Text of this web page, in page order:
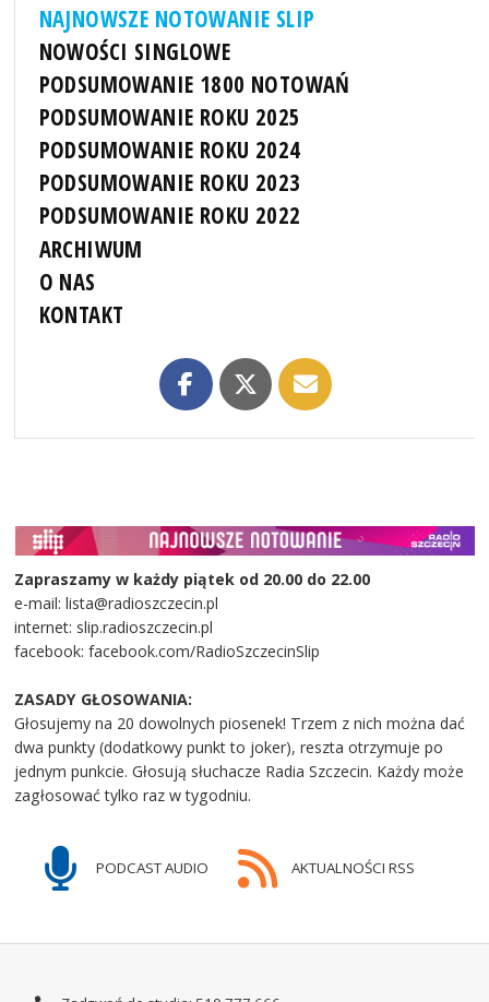
NAJNOWSZE NOTOWANIE SLIP
NOWOŚCI SINGLOWE
PODSUMOWANIE 1800 NOTOWAŃ
PODSUMOWANIE ROKU 2025
PODSUMOWANIE ROKU 2024
PODSUMOWANIE ROKU 2023
PODSUMOWANIE ROKU 2022
ARCHIWUM
O NAS
KONTAKT
Zapraszamy w każdy piątek od 20.00 do 22.00
e-mail: lista@radioszczecin.pl
internet: slip.radioszczecin.pl
facebook: facebook.com/RadioSzczecinSlip
ZASADY GŁOSOWANIA:
Głosujemy na 20 dowolnych piosenek! Trzem z nich można dać
dwa punkty (dodatkowy punkt to joker), reszta otrzymuje po
jednym punkcie. Głosują słuchacze Radia Szczecin. Każdy może
zagłosować tylko raz w tygodniu.
PODCAST AUDIO AKTUALNOŚCI RSS